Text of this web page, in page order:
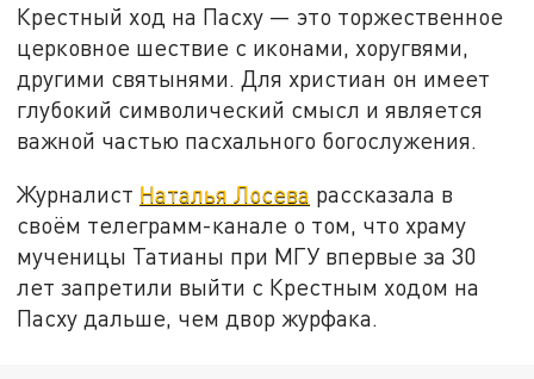
Крестный ход на Пасху — это торжественное
церковное шествие с иконами, хоругвями,
другими святынями. Для христиан он имеет
глубокий символический смысл и является
важной частью пасхального богослужения.
Журналист Наталья Лосева рассказала в
своём телеграмм-канале о том, что храму
мученицы Татианы при МГУ впервые за 30
лет запретили выйти с Крестным ходом на
Пасху дальше, чем двор журфака.